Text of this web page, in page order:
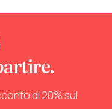
di 20% sul